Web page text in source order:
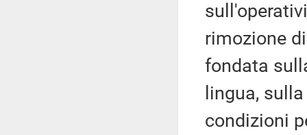
rimozione
fondata
lingua,
condizioni